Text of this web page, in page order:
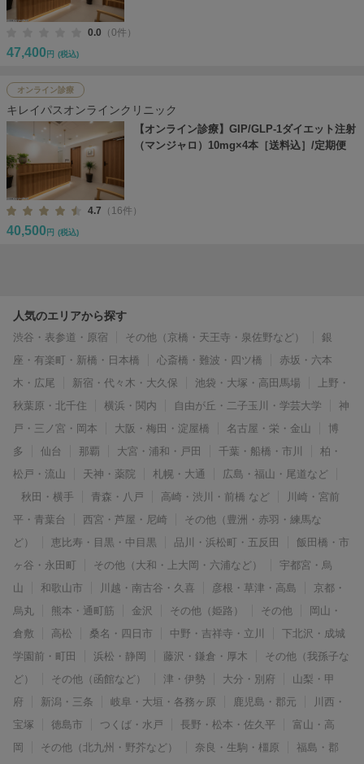
0.0 （0件）
47,400 円 (税込)
オンライン診療
キレイパスオンラインクリニック
【オンライン診療】GIP/GLP-1ダイエット注射
（マンジャロ）10mg×4本［送料込］/定期便
4.7 （16件）
40,500 円 (税込)
人気のエリアから探す
渋谷・表参道・原宿 その他（京橋・天王寺・泉佐野など）
銀
座・有楽町・新橋・日本橋
心斎橋・難波・四ツ橋
赤坂・六本
木・広尾
新宿・代々木・大久保 池袋・大塚・高田馬場
上野・
秋葉原・北千住
横浜・関内 自由が丘・二子玉川・学芸大学
神
戸・三ノ宮・岡本
大阪・梅田・淀屋橋 名古屋・栄・金山
博
多
仙台 那覇 大宮・浦和・戸田 千葉・船橋・市川
柏・
松戸・流山
天神・薬院 札幌・大通
広島・福山・尾道など
秋田・横手
青森・八戸 高崎・渋川・前橋 など
川崎・宮前
平・青葉台
西宮・芦屋・尼崎
その他（豊洲・赤羽・練馬な
ど）
恵比寿・目黒・中目黒 品川・浜松町・五反田
飯田橋・市
ヶ谷・永田町
その他（大和・上大岡・六浦など）
宇都宮・烏
山
和歌山市 川越・南古谷・久喜 彦根・草津・高島
京都・
烏丸
熊本・通町筋 金沢 その他（姫路） その他
岡山・
倉敷
高松 桑名・四日市 中野・吉祥寺・立川
下北沢・成城
学園前・町田
浜松・静岡 藤沢・鎌倉・厚木
その他（我孫子な
ど）
その他（函館など） 津・伊勢 大分・別府
山梨・甲
府
新潟・三条 岐阜・大垣・各務ヶ原 鹿児島・郡元
川西・
宝塚
徳島市 つくば・水戸 長野・松本・佐久平
富山・高
岡
その他（北九州・野芥など） 奈良・生駒・橿原
福島・郡